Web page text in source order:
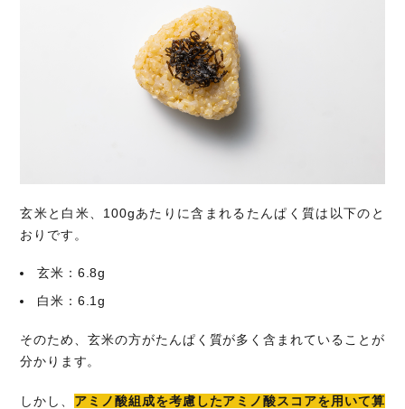
玄米と白米、100gあたりに含まれるたんぱく質は以下のと
おりです。
玄米：6.8g
白米：6.1g
そのため、玄米の方がたんぱく質が多く含まれていることが
分かります。
しかし、 アミノ酸組成を考慮したアミノ酸スコアを用いて算